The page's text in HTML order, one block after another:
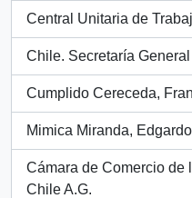
Central Unitaria de
, 1 resultados
Chile. Secretaría
, 1 resultados
Cumplido Cereceda,
, 1 resultados
Mimica Miranda, Edgardo
, 1 resultados
Cámara de Comercio de
Chile A.G.
, 1 resultados